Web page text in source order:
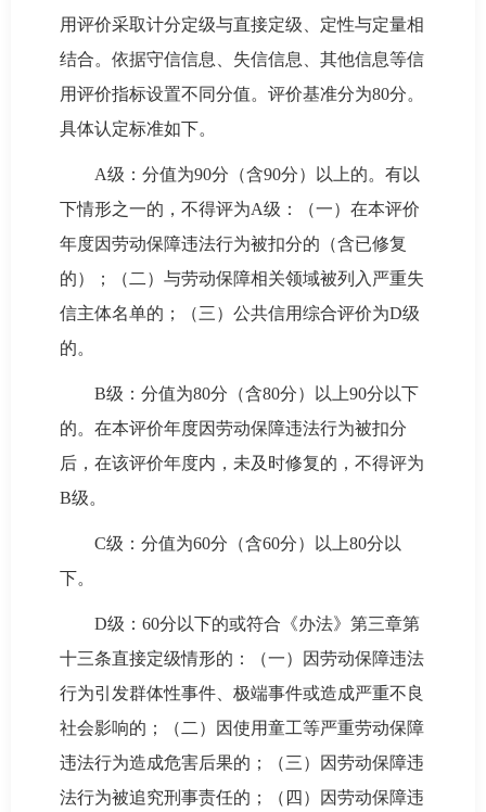
用评价采取计分定级与直接定级、定性与定量相
结合。依据守信信息、失信信息、其他信息等信
用评价指标设置不同分值。评价基准分为80分。
具体认定标准如下。
A级：分值为90分（含90分）以上的。有以
下情形之一的，不得评为A级：（一）在本评价
年度因劳动保障违法行为被扣分的（含已修复
的）；（二）与劳动保障相关领域被列入严重失
信主体名单的；（三）公共信用综合评价为D级
的。
B级：分值为80分（含80分）以上90分以下
的。在本评价年度因劳动保障违法行为被扣分
后，在该评价年度内，未及时修复的，不得评为
B级。
C级：分值为60分（含60分）以上80分以
下。
D级：60分以下的或符合《办法》第三章第
十三条直接定级情形的：（一）因劳动保障违法
行为引发群体性事件、极端事件或造成严重不良
社会影响的；（二）因使用童工等严重劳动保障
违法行为造成危害后果的；（三）因劳动保障违
法行为被追究刑事责任的；（四）因劳动保障违